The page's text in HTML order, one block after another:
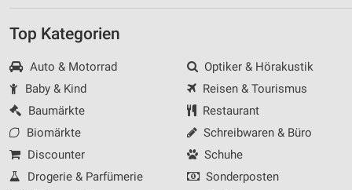
Top Kategorien
Auto & Motorrad
Baby & Kind
Baumärkte
Biomärkte
Discounter
Drogerie & Parfümerie
Optiker & Hörakustik
Reisen & Tourismus
Restaurant
Schreibwaren & Büro
Schuhe
Sonderposten